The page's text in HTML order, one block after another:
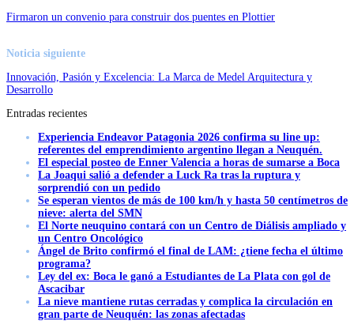
Firmaron un convenio para construir dos puentes en Plottier
Noticia siguiente
Innovación, Pasión y Excelencia: La Marca de Medel Arquitectura y
Desarrollo
Entradas recientes
Experiencia Endeavor Patagonia 2026 confirma su line up:
referentes del emprendimiento argentino llegan a Neuquén.
El especial posteo de Enner Valencia a horas de sumarse a Boca
La Joaqui salió a defender a Luck Ra tras la ruptura y
sorprendió con un pedido
Se esperan vientos de más de 100 km/h y hasta 50 centímetros de
nieve: alerta del SMN
El Norte neuquino contará con un Centro de Diálisis ampliado y
un Centro Oncológico
Ángel de Brito confirmó el final de LAM: ¿tiene fecha el último
programa?
Ley del ex: Boca le ganó a Estudiantes de La Plata con gol de
Ascacibar
La nieve mantiene rutas cerradas y complica la circulación en
gran parte de Neuquén: las zonas afectadas